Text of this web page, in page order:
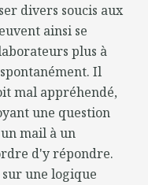
divers soucis aux
ainsi se
plus à
Il
mal appréhendé,
une question
mail à un
d'y répondre.
une logique